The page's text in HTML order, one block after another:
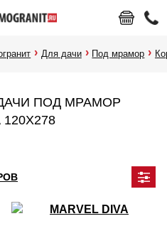
Для дачи Под мрамор
ПОД МРАМОР